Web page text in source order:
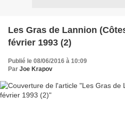
Les Gras de Lannion
février 1993 (2)
Publié le 08/06/2016 à 10:09
Par Joe Krapov